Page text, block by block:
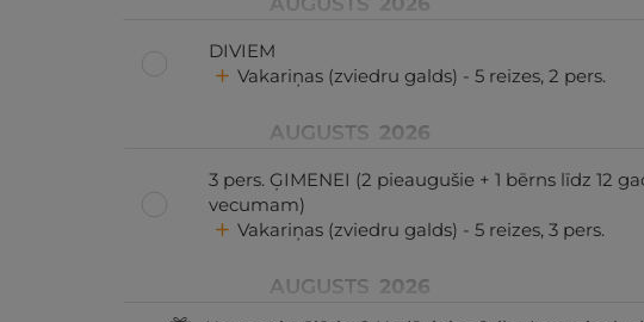
DIVIEM
Vakariņas (zviedru galds) - 5 reizes, 2 pers.
AUGUSTS 2026
3 pers. ĢIMENEI (2 pieaugušie + 1 bērns līdz 12
vecumam)
Vakariņas (zviedru galds) - 5 reizes, 3 pers.
AUGUSTS 2026